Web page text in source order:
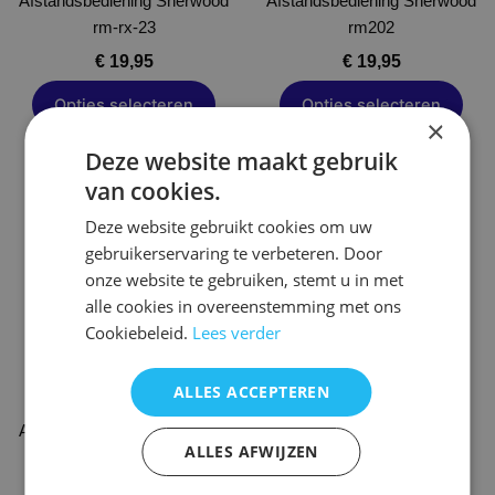
rm-rx-23
€19,95
Opties selecteren
op
de
productpagina
rm202
€19,95
Opties selecteren
op
de
productpagina
Afstandsbediening Sherwood
rv-5050r
Dit
product
heeft
meerdere
variaties.
Deze
kan
gekozen
worden
op
×
Deze website maakt gebruik
van cookies.
Deze website gebruikt cookies om uw
gebruikerservaring te verbeteren. Door
onze website te gebruiken, stemt u in met
alle cookies in overeenstemming met ons
Cookiebeleid. Lees verder
ALLES ACCEPTEREN
ALLES AFWIJZEN